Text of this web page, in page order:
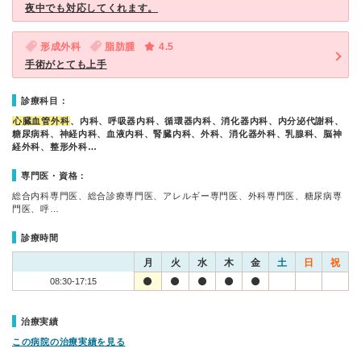
夜中でも対応してくれます。
形成外科 脂肪腫
4.5
手術がとても上手
診療科目：
心臓血管外科、内科、呼吸器内科、循環器内科、消化器内科、内分泌代謝科、
糖尿病科、神経内科、血液内科、腎臓内科、外科、消化器外科、乳腺科、脳神
経外科、整形外科…
専門医・資格：
総合内科専門医、総合診療専門医、アレルギー専門医、外科専門医、糖尿病専
門医、呼…
診療時間
月 火 水 木 金 土 日 祝
08:30-17:15
治療実績
この病院の治療実績を見る